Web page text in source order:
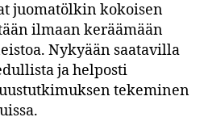
juomatölkin kokoisen
ilmaan keräämään
Nykyään saatavilla
ja helposti
tekeminen